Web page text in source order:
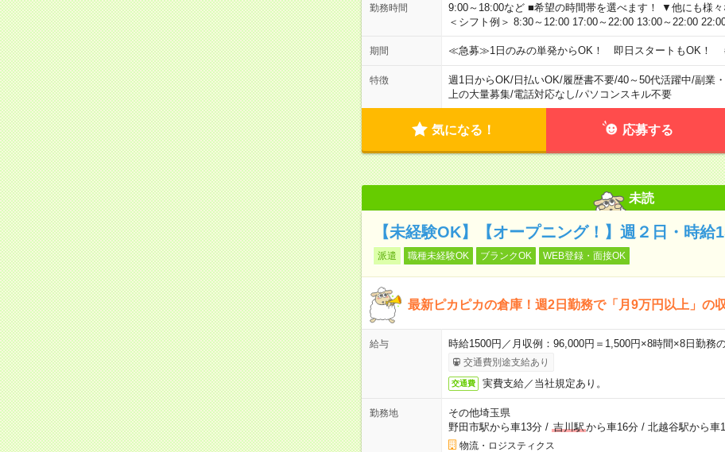
勤務時間
9:00～18:00など ■希望の時間帯を選べます！ ▼他にも様
＜シフト例＞ 8:30～12:00 17:00～22:00 13:00～22:00
期間 ≪急募≫1日のみの単発からOK！ 即日スタートもOK！
特徴 週1日からOK/日払いOK/履歴書不要/40～50代活躍中/副業
上の大量募集/電話対応なし/パソコンスキル不要
気になる！ 応募する
未読
【未経験OK】【オープニング！】週２日・時給
派遣 職種未経験OK ブランクOK WEB登録・面接OK
最新ピカピカの倉庫！週2日勤務で「月9万円以上」の
給与 時給1500円／月収例：96,000円＝1,500円×8時間×8日勤務
交通費別途支給あり
交通費 実費支給／当社規定あり。
勤務地
その他埼玉県
野田市駅から車13分/ 吉川駅から車16分/ 北越谷駅から車
物流・ロジスティクス